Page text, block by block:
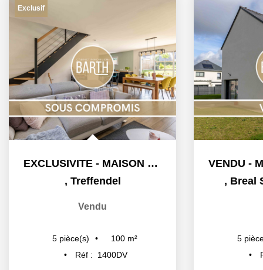
Exclusif
EXCLUSIVITE - MAISON 3 CHAMBRES / 2 SALLE D'EAU - GARAGE -...
, Treffendel
Vendu
5 pièce(s) 100 m²
Réf :
1400DV
, Breal
5